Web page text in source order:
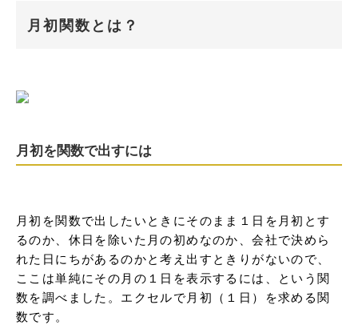
月初関数とは？
月初を関数で出すには
月初を関数で出したいときにそのまま１日を月初とす
るのか、休日を除いた月の初めなのか、会社で決めら
れた日にちがあるのかと考え出すときりがないので、
ここは単純にその月の１日を表示するには、という関
数を調べました。エクセルで月初（１日）を求める関
数です。